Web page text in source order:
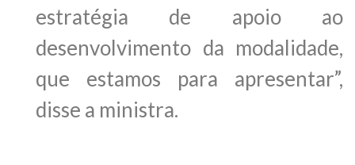
estratégia de apoio ao
desenvolvimento da modalidade,
que estamos para apresentar”,
disse a ministra.